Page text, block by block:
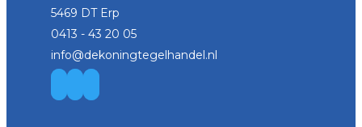
5469 DT Erp
0413 - 43 20 05
info@dekoningtegelhandel.nl